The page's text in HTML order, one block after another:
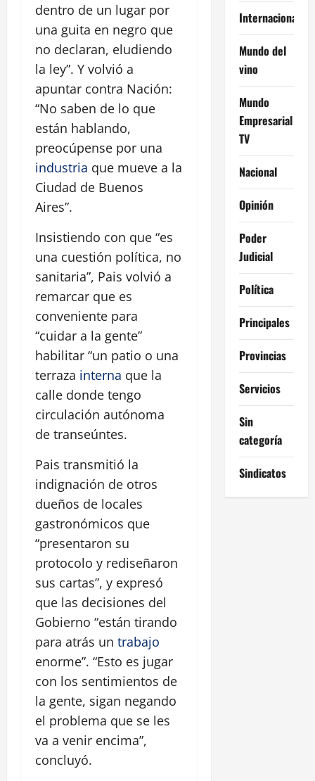
dentro de un lugar por
una guita en negro que
no declaran, eludiendo
la ley”. Y volvió a
apuntar contra Nación:
“No saben de lo que
están hablando,
preocúpense por una
industria que mueve a la
Ciudad de Buenos
Aires”.
Insistiendo con que “es
una cuestión política, no
sanitaria”, Pais volvió a
remarcar que es
conveniente para
“cuidar a la gente”
habilitar “un patio o una
terraza interna que la
calle donde tengo
circulación autónoma
de transeúntes.
Pais transmitió la
indignación de otros
dueños de locales
gastronómicos que
“presentaron su
protocolo y rediseñaron
sus cartas”, y expresó
que las decisiones del
Gobierno “están tirando
para atrás un trabajo
enorme”. “Esto es jugar
con los sentimientos de
la gente, sigan negando
el problema que se les
va a venir encima”,
concluyó.
Internacional
Mundo del
vino
Mundo
Empresarial
TV
Nacional
Opinión
Poder
Judicial
Política
Principales
Provincias
Servicios
Sin
categoría
Sindicatos